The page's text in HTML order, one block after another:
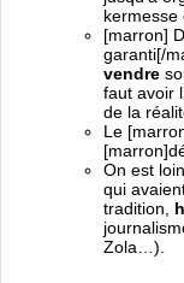
kermesse
[marron]
garanti[/
vendre
faut avoir
de la
Le
On est
qui
tradition,
Zola…).